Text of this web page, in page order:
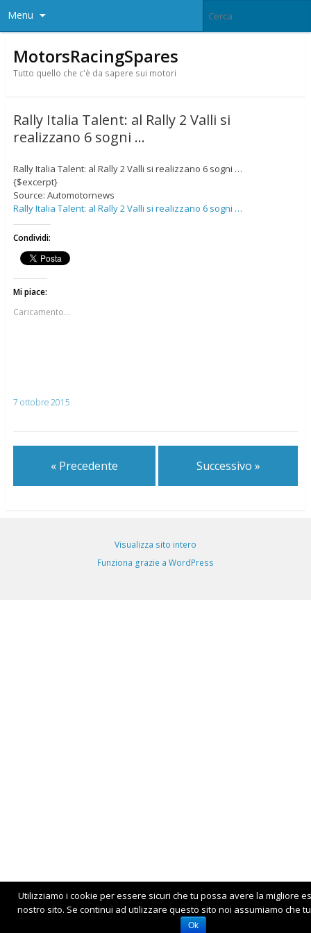
Menu
MotorsRacingSpares
Tutto quello che c'è da sapere sui motori
Rally Italia Talent: al Rally 2 Valli si
realizzano 6 sogni …
Rally Italia Talent: al Rally 2 Valli si realizzano 6 sogni …
{$excerpt}
Source: Automotornews
Rally Italia Talent: al Rally 2 Valli si realizzano 6 sogni …
Condividi:
Mi piace:
Caricamento...
7 ottobre 2015
« Precedente Successivo »
Visualizza sito intero
Funziona grazie a WordPress
Utilizziamo i cookie per essere sicuri che tu possa avere la migliore
nostro sito. Se continui ad utilizzare questo sito noi assumiamo che
Ok